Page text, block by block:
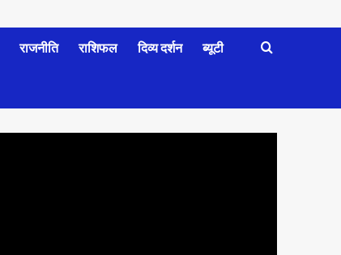
राजनीति राशिफल दिव्य दर्शन ब्यूटी